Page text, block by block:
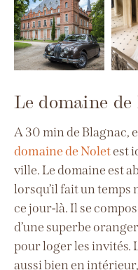
Le domaine de
A 30 min de Blagnac,
domaine de Noletest
ville. Le domaine est
lorsqu’il fait un temps
ce jour-là. Il se
d’une superbe
pour loger les invités.
aussi bien en